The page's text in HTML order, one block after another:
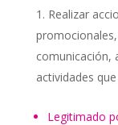
Realizar
comunicación,
actividades
Legitimado